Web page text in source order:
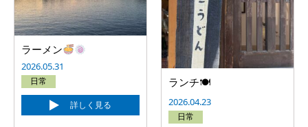
ラーメン
2026.05.31
日常
詳しく見る
ランチ🍽
2026.04.23
日常